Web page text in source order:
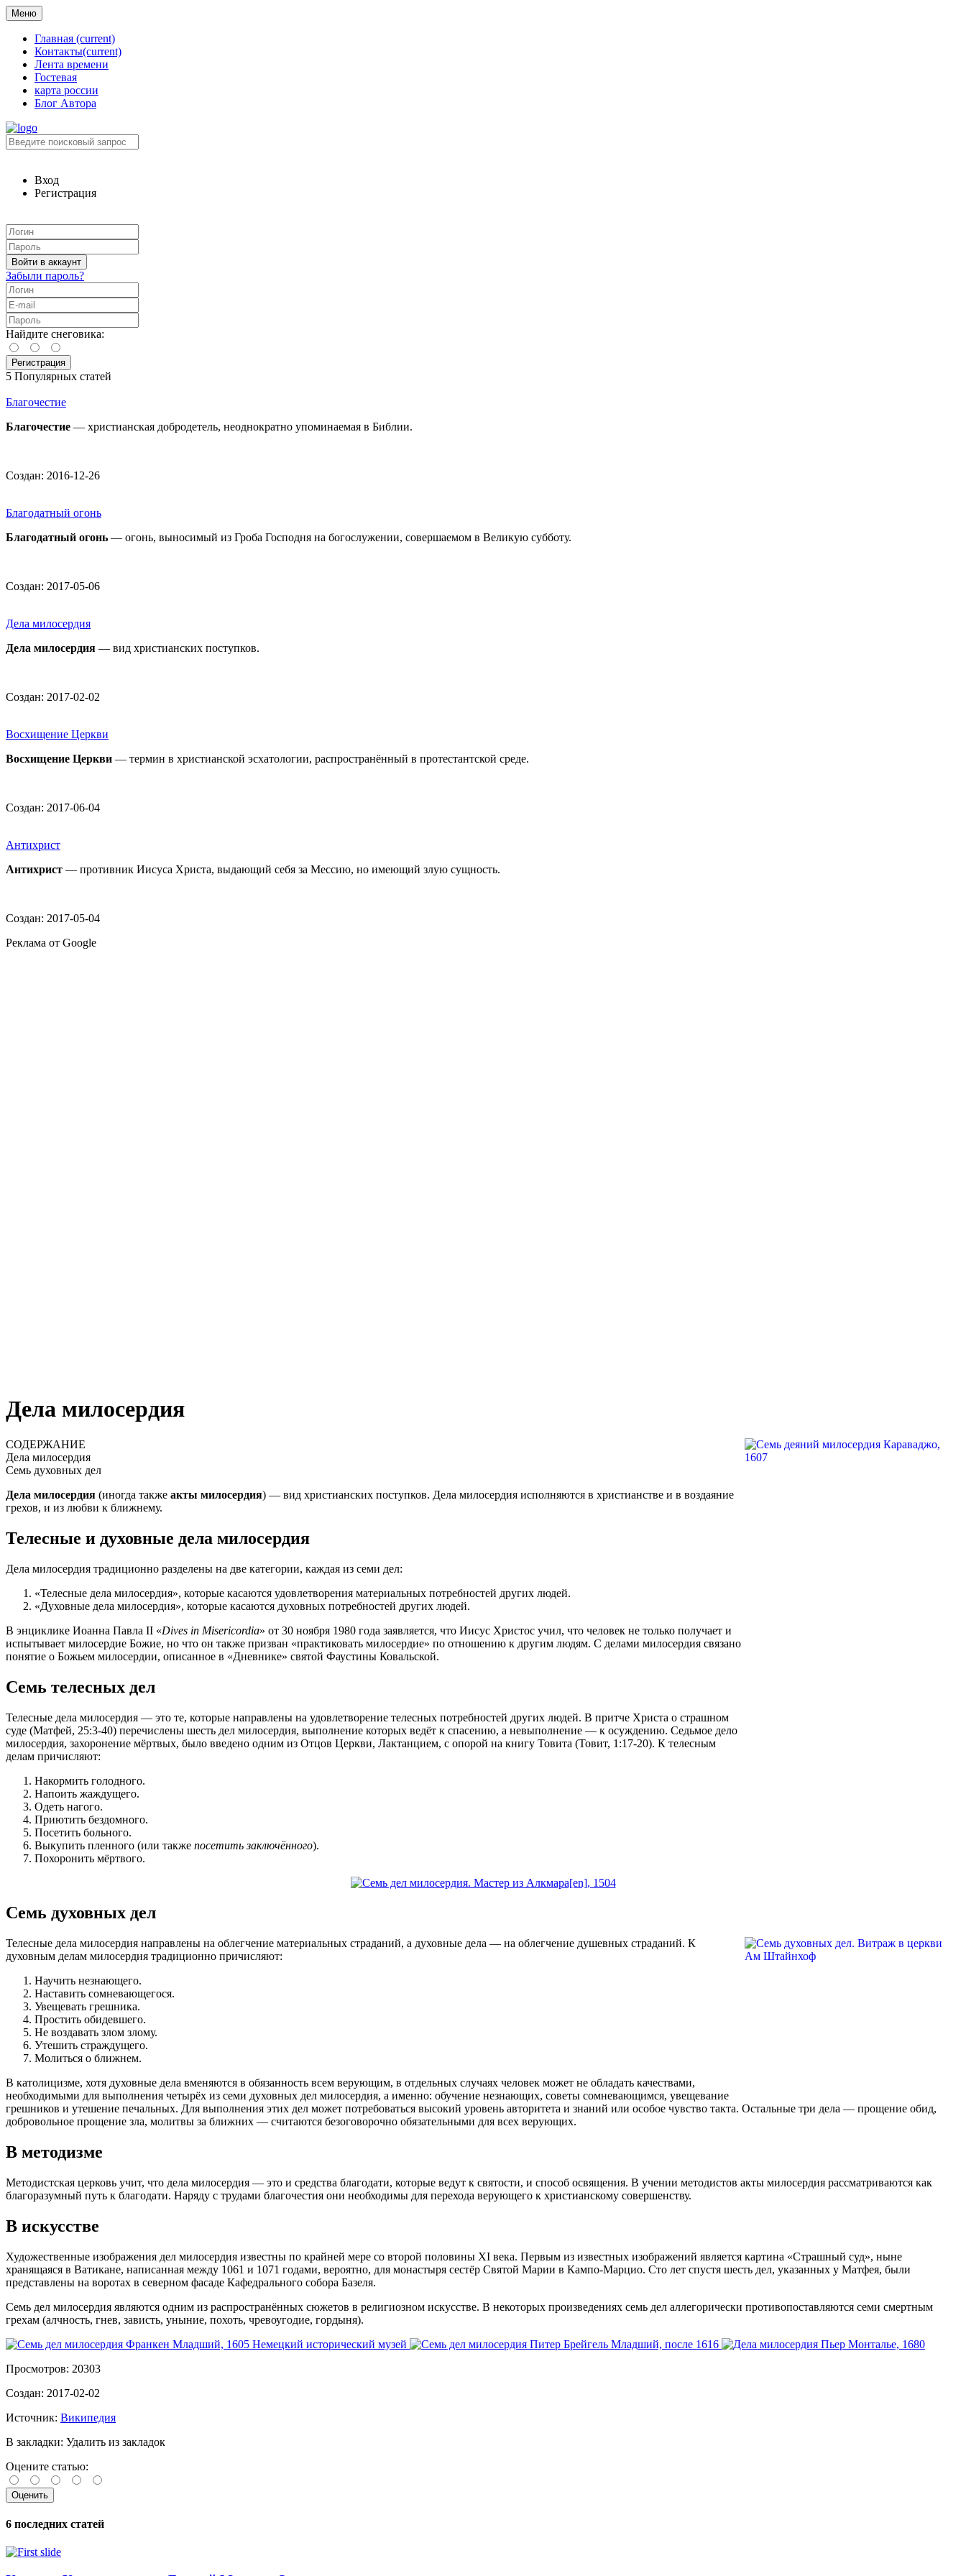
Меню
Главная (current)
Контакты(current)
Лента времени
Гостевая
карта россии
Блог Автора
Вход
Регистрация
Забыли пароль?
Найдите снеговика:
5 Популярных статей
Благочестие
Благочестие — христианская добродетель, неоднократно упоминаемая в Библии.
Создан: 2016-12-26
Благодатный огонь
Благодатный огонь — огонь, выносимый из Гроба Господня на богослужении, совершаемом в Великую субботу.
Создан: 2017-05-06
Дела милосердия
Дела милосердия — вид христианских поступков.
Создан: 2017-02-02
Восхищение Церкви
Восхищение Церкви — термин в христианской эсхатологии, распространённый в протестантской среде.
Создан: 2017-06-04
Антихрист
Антихрист — противник Иисуса Христа, выдающий себя за Мессию, но имеющий злую сущность.
Создан: 2017-05-04
Реклама от Google
Дела милосердия
СОДЕРЖАНИЕ
Дела милосердия
Семь духовных дел
Дела милосердия (иногда также акты милосердия) — вид христианских поступков. Дела милосердия исполняются в христианстве и в воздаяние
грехов, и из любви к ближнему.
Телесные и духовные дела милосердия
Дела милосердия традиционно разделены на две категории, каждая из семи дел:
«Телесные дела милосердия», которые касаются удовлетворения материальных потребностей других людей.
«Духовные дела милосердия», которые касаются духовных потребностей других людей.
В энциклике Иоанна Павла II «Dives in Misericordia» от 30 ноября 1980 года заявляется, что Иисус Христос учил, что человек не только получает и
испытывает милосердие Божие, но что он также призван «практиковать милосердие» по отношению к другим людям. С делами милосердия связано
понятие о Божьем милосердии, описанное в «Дневнике» святой Фаустины Ковальской.
Семь телесных дел
Телесные дела милосердия — это те, которые направлены на удовлетворение телесных потребностей других людей. В притче Христа о страшном
суде (Матфей, 25:3-40) перечислены шесть дел милосердия, выполнение которых ведёт к спасению, а невыполнение — к осуждению. Седьмое дело
милосердия, захоронение мёртвых, было введено одним из Отцов Церкви, Лактанцием, с опорой на книгу Товита (Товит, 1:17-20). К телесным
делам причисляют:
Накормить голодного.
Напоить жаждущего.
Одеть нагого.
Приютить бездомного.
Посетить больного.
Выкупить пленного (или также посетить заключённого).
Похоронить мёртвого.
Семь духовных дел
Телесные дела милосердия направлены на облегчение материальных страданий, а духовные дела — на облегчение душевных страданий. К
духовным делам милосердия традиционно причисляют:
Научить незнающего.
Наставить сомневающегося.
Увещевать грешника.
Простить обидевшего.
Не воздавать злом злому.
Утешить страждущего.
Молиться о ближнем.
В католицизме, хотя духовные дела вменяются в обязанность всем верующим, в отдельных случаях человек может не обладать качествами,
необходимыми для выполнения четырёх из семи духовных дел милосердия, а именно: обучение незнающих, советы сомневающимся, увещевание
грешников и утешение печальных. Для выполнения этих дел может потребоваться высокий уровень авторитета и знаний или особое чувство такта. Остальные три дела — прощение обид,
добровольное прощение зла, молитвы за ближних — считаются безоговорочно обязательными для всех верующих.
В методизме
Методистская церковь учит, что дела милосердия — это и средства благодати, которые ведут к святости, и способ освящения. В учении методистов акты милосердия рассматриваются как
благоразумный путь к благодати. Наряду с трудами благочестия они необходимы для перехода верующего к христианскому совершенству.
В искусстве
Художественные изображения дел милосердия известны по крайней мере со второй половины XI века. Первым из известных изображений является картина «Страшный суд», ныне
хранящаяся в Ватикане, написанная между 1061 и 1071 годами, вероятно, для монастыря сестёр Святой Марии в Кампо-Марцио. Сто лет спустя шесть дел, указанных у Матфея, были
представлены на воротах в северном фасаде Кафедрального собора Базеля.
Семь дел милосердия являются одним из распространённых сюжетов в религиозном искусстве. В некоторых произведениях семь дел аллегорически противопоставляются семи смертным
грехам (алчность, гнев, зависть, уныние, похоть, чревоугодие, гордыня).
Просмотров: 20303
Создан: 2017-02-02
Источник: Википедия
В закладки: Удалить из закладок
Оцените статью:
6 последних статей